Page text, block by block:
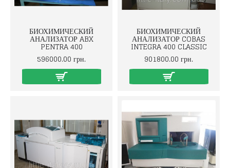
БИОХИМИЧЕСКИЙ
АНАЛИЗАТОР ABX
PENTRA 400
596000.00 грн.
БИОХИМИЧЕСКИЙ
АНАЛИЗАТОР COBAS
INTEGRA 400 CLASSIC
901800.00 грн.